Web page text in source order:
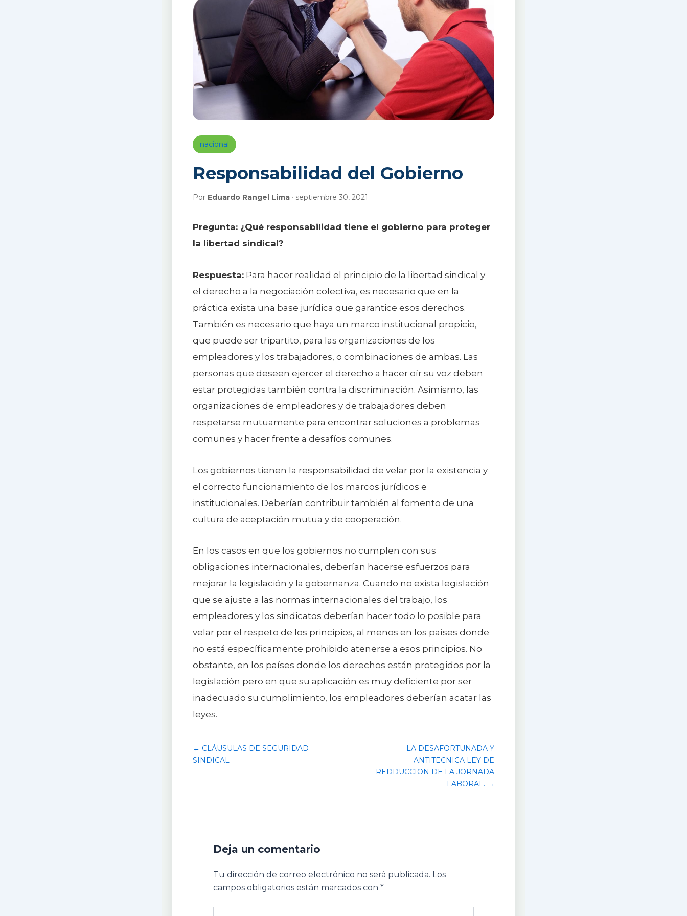
nacional
Responsabilidad del Gobierno
Por Eduardo Rangel Lima · septiembre 30, 2021
Pregunta: ¿Qué responsabilidad tiene el gobierno para proteger
la libertad sindical?
Respuesta: Para hacer realidad el principio de la libertad sindical y
el derecho a la negociación colectiva, es necesario que en la
práctica exista una base jurídica que garantice esos derechos.
También es necesario que haya un marco institucional propicio,
que puede ser tripartito, para las organizaciones de los
empleadores y los trabajadores, o combinaciones de ambas. Las
personas que deseen ejercer el derecho a hacer oír su voz deben
estar protegidas también contra la discriminación. Asimismo, las
organizaciones de empleadores y de trabajadores deben
respetarse mutuamente para encontrar soluciones a problemas
comunes y hacer frente a desafíos comunes.
Los gobiernos tienen la responsabilidad de velar por la existencia y
el correcto funcionamiento de los marcos jurídicos e
institucionales. Deberían contribuir también al fomento de una
cultura de aceptación mutua y de cooperación.
En los casos en que los gobiernos no cumplen con sus
obligaciones internacionales, deberían hacerse esfuerzos para
mejorar la legislación y la gobernanza. Cuando no exista legislación
que se ajuste a las normas internacionales del trabajo, los
empleadores y los sindicatos deberían hacer todo lo posible para
velar por el respeto de los principios, al menos en los países donde
no está específicamente prohibido atenerse a esos principios. No
obstante, en los países donde los derechos están protegidos por la
legislación pero en que su aplicación es muy deficiente por ser
inadecuado su cumplimiento, los empleadores deberían acatar las
leyes.
← CLÁUSULAS DE SEGURIDAD
SINDICAL
LA DESAFORTUNADA Y
ANTITECNICA LEY DE
REDDUCCION DE LA JORNADA
LABORAL. →
Deja un comentario
Tu dirección de correo electrónico no será publicada. Los
campos obligatorios están marcados con *